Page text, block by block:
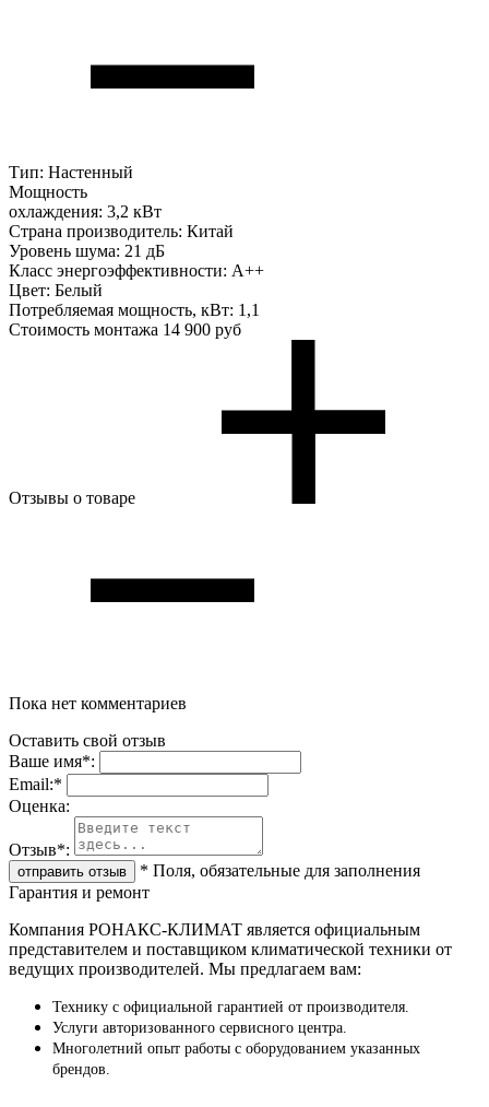
Тип: Настенный
Мощность
охлаждения: 3,2 кВт
Страна производитель: Китай
Уровень шума: 21 дБ
Класс энергоэффективности: A++
Цвет: Белый
Потребляемая мощность, кВт: 1,1
Стоимость монтажа 14 900 руб
Отзывы о товаре
Пока нет комментариев
Оставить свой отзыв
Ваше имя*:
Email:*
Oценка:
Отзыв*:
* Поля, обязательные для заполнения
Гарантия и ремонт
Компания РОНАКС-КЛИМАТ является официальным
представителем и поставщиком климатической техники от
ведущих производителей. Мы предлагаем вам:
Технику с официальной гарантией от производителя.
Услуги авторизованного сервисного центра.
Многолетний опыт работы с оборудованием указанных
брендов.